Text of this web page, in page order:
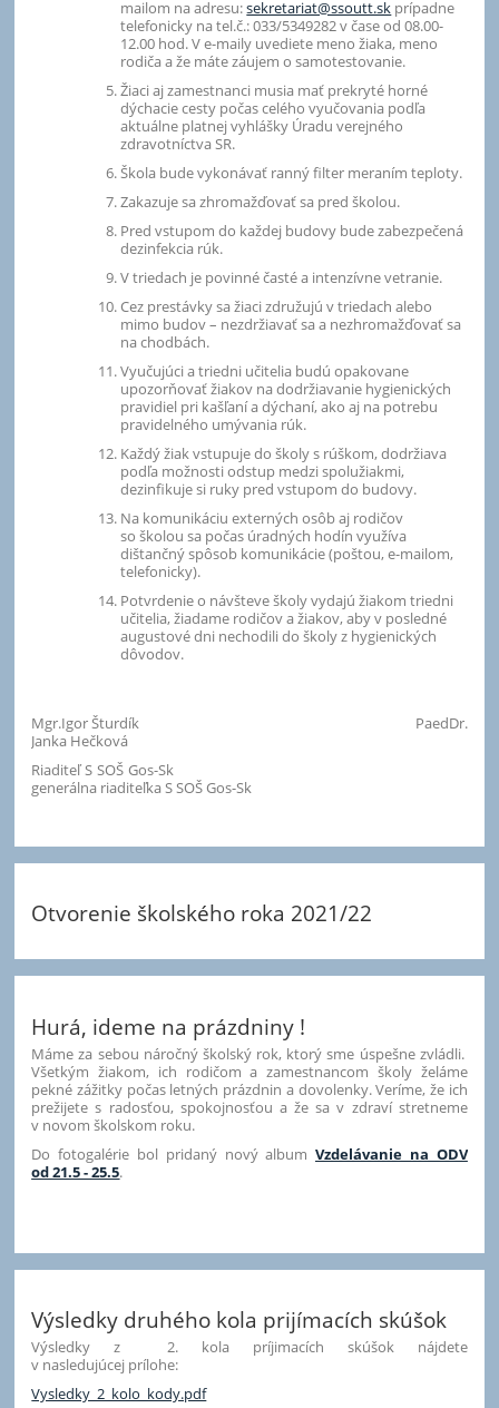
mailom na adresu:sekretariat@ssoutt.sk prípadne
telefonicky na tel.č.: 033/5349282 v čase od 08.00-
12.00 hod. V e-maily uvediete meno žiaka, meno
rodiča a že máte záujem o samotestovanie.
Žiaci aj zamestnanci musia mať prekryté horné
dýchacie cesty počas celého vyučovania podľa
aktuálne platnej vyhlášky Úradu verejného
zdravotníctva SR.
Škola bude vykonávať ranný filter meraním teploty.
Zakazuje sa zhromažďovať sa pred školou.
Pred vstupom do každej budovy bude zabezpečená
dezinfekcia rúk.
V triedach je povinné časté a intenzívne vetranie.
Cez prestávky sa žiaci združujú v triedach alebo
mimo budov – nezdržiavať sa a nezhromažďovať sa
na chodbách.
Vyučujúci a triedni učitelia budú opakovane
upozorňovať žiakov na dodržiavanie hygienických
pravidiel pri kašľaní a dýchaní, ako aj na potrebu
pravidelného umývania rúk.
Každý žiak vstupuje do školy s rúškom, dodržiava
podľa možnosti odstup medzi spolužiakmi,
dezinfikuje si ruky pred vstupom do budovy.
Na komunikáciu externých osôb aj rodičov
so školou sa počas úradných hodín využíva
dištančný spôsob komunikácie (poštou, e-mailom,
telefonicky).
Potvrdenie o návšteve školy vydajú žiakom triedni
učitelia, žiadame rodičov a žiakov, aby v posledné
augustové dni nechodili do školy z hygienických
dôvodov.
Mgr.Igor Šturdík PaedDr.
Janka Hečková
Riaditeľ S SOŠ Gos-Sk
generálna riaditeľka S SOŠ Gos-Sk
Otvorenie školského roka 2021/22
Hurá, ideme na prázdniny !
Máme za sebou náročný školský rok, ktorý sme úspešne zvládli.
Všetkým žiakom, ich rodičom a zamestnancom školy želáme
pekné zážitky počas letných prázdnin a dovolenky. Veríme, že ich
prežijete s radosťou, spokojnosťou a že sa v zdraví stretneme
v novom školskom roku.
Do fotogalérie bol pridaný nový albumVzdelávanie na ODV
od 21.5 - 25.5.
Výsledky druhého kola prijímacích skúšok
Výsledky z 2. kola príjimacích skúšok nájdete
v nasledujúcej prílohe:
Vysledky_2_kolo_kody.pdf